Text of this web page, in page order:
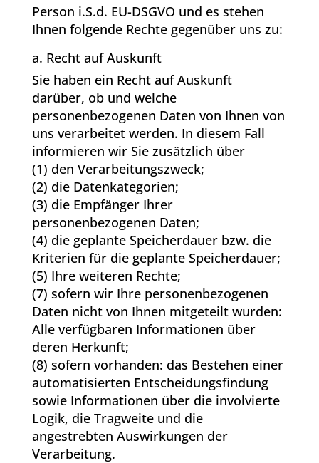
Person i.S.d. EU-DSGVO und es stehen
Ihnen folgende Rechte gegenüber uns zu:
a. Recht auf Auskunft
Sie haben ein Recht auf Auskunft
darüber, ob und welche
personenbezogenen Daten von Ihnen von
uns verarbeitet werden. In diesem Fall
informieren wir Sie zusätzlich über
(1) den Verarbeitungszweck;
(2) die Datenkategorien;
(3) die Empfänger Ihrer
personenbezogenen Daten;
(4) die geplante Speicherdauer bzw. die
Kriterien für die geplante Speicherdauer;
(5) Ihre weiteren Rechte;
(7) sofern wir Ihre personenbezogenen
Daten nicht von Ihnen mitgeteilt wurden:
Alle verfügbaren Informationen über
deren Herkunft;
(8) sofern vorhanden: das Bestehen einer
automatisierten Entscheidungsfindung
sowie Informationen über die involvierte
Logik, die Tragweite und die
angestrebten Auswirkungen der
Verarbeitung.